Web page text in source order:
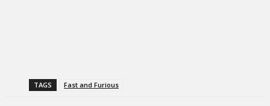
TAGS Fast and Furious